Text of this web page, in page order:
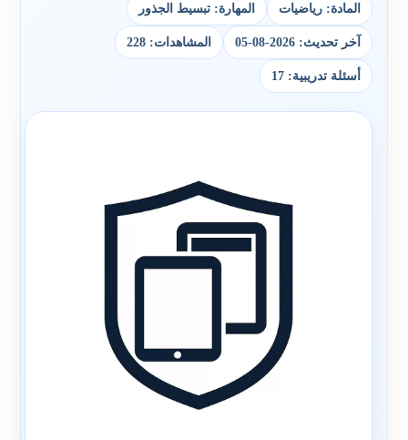
المادة: رياضيات المهارة: تبسيط الجذور
آخر تحديث: 2026-08-05 المشاهدات: 228
أسئلة تدريبية: 17